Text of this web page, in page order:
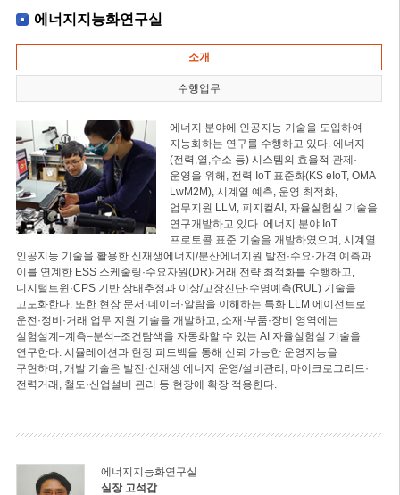
에너지지능화연구실
소개
수행업무
에너지 분야에 인공지능 기술을 도입하여
지능화하는 연구를 수행하고 있다. 에너지
(전력,열,수소 등) 시스템의 효율적 관제·
운영을 위해, 전력 IoT 표준화(KS eIoT, OMA
LwM2M), 시계열 예측, 운영 최적화,
업무지원 LLM, 피지컬AI, 자율실험실 기술을
연구개발하고 있다. 에너지 분야 IoT
프로토콜 표준 기술을 개발하였으며, 시계열
인공지능 기술을 활용한 신재생에너지/분산에너지원 발전·수요·가격 예측과
이를 연계한 ESS 스케줄링·수요자원(DR)·거래 전략 최적화를 수행하고,
디지털트윈·CPS 기반 상태추정과 이상/고장진단·수명예측(RUL) 기술을
고도화한다. 또한 현장 문서·데이터·알람을 이해하는 특화 LLM 에이전트로
운전·정비·거래 업무 지원 기술을 개발하고, 소재·부품·장비 영역에는
실험설계–계측–분석–조건탐색을 자동화할 수 있는 AI 자율실험실 기술을
연구한다. 시뮬레이션과 현장 피드백을 통해 신뢰 가능한 운영지능을
구현하며, 개발 기술은 발전·신재생 에너지 운영/설비관리, 마이크로그리드·
전력거래, 철도·산업설비 관리 등 현장에 확장 적용한다.
에너지지능화연구실
실장 고석갑